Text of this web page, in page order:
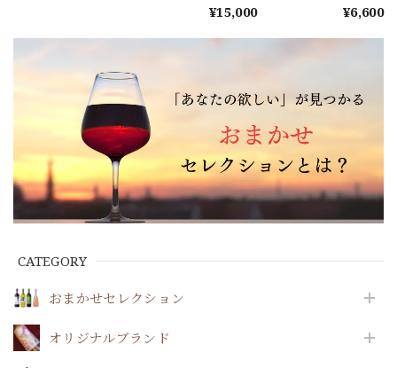
CATEGORY
おまかせセレクション
オリジナルブランド
ワインとの出会い
をお届け～
¥15,000
レクト！★カード
払いのみ★～
¥6,600